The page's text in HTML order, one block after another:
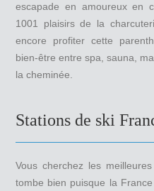
escapade en amoureux en
1001 plaisirs de la
encore profiter cette
bien-être entre spa, sauna,
la cheminée.
Stations de ski
Vous cherchez les
tombe bien puisque la